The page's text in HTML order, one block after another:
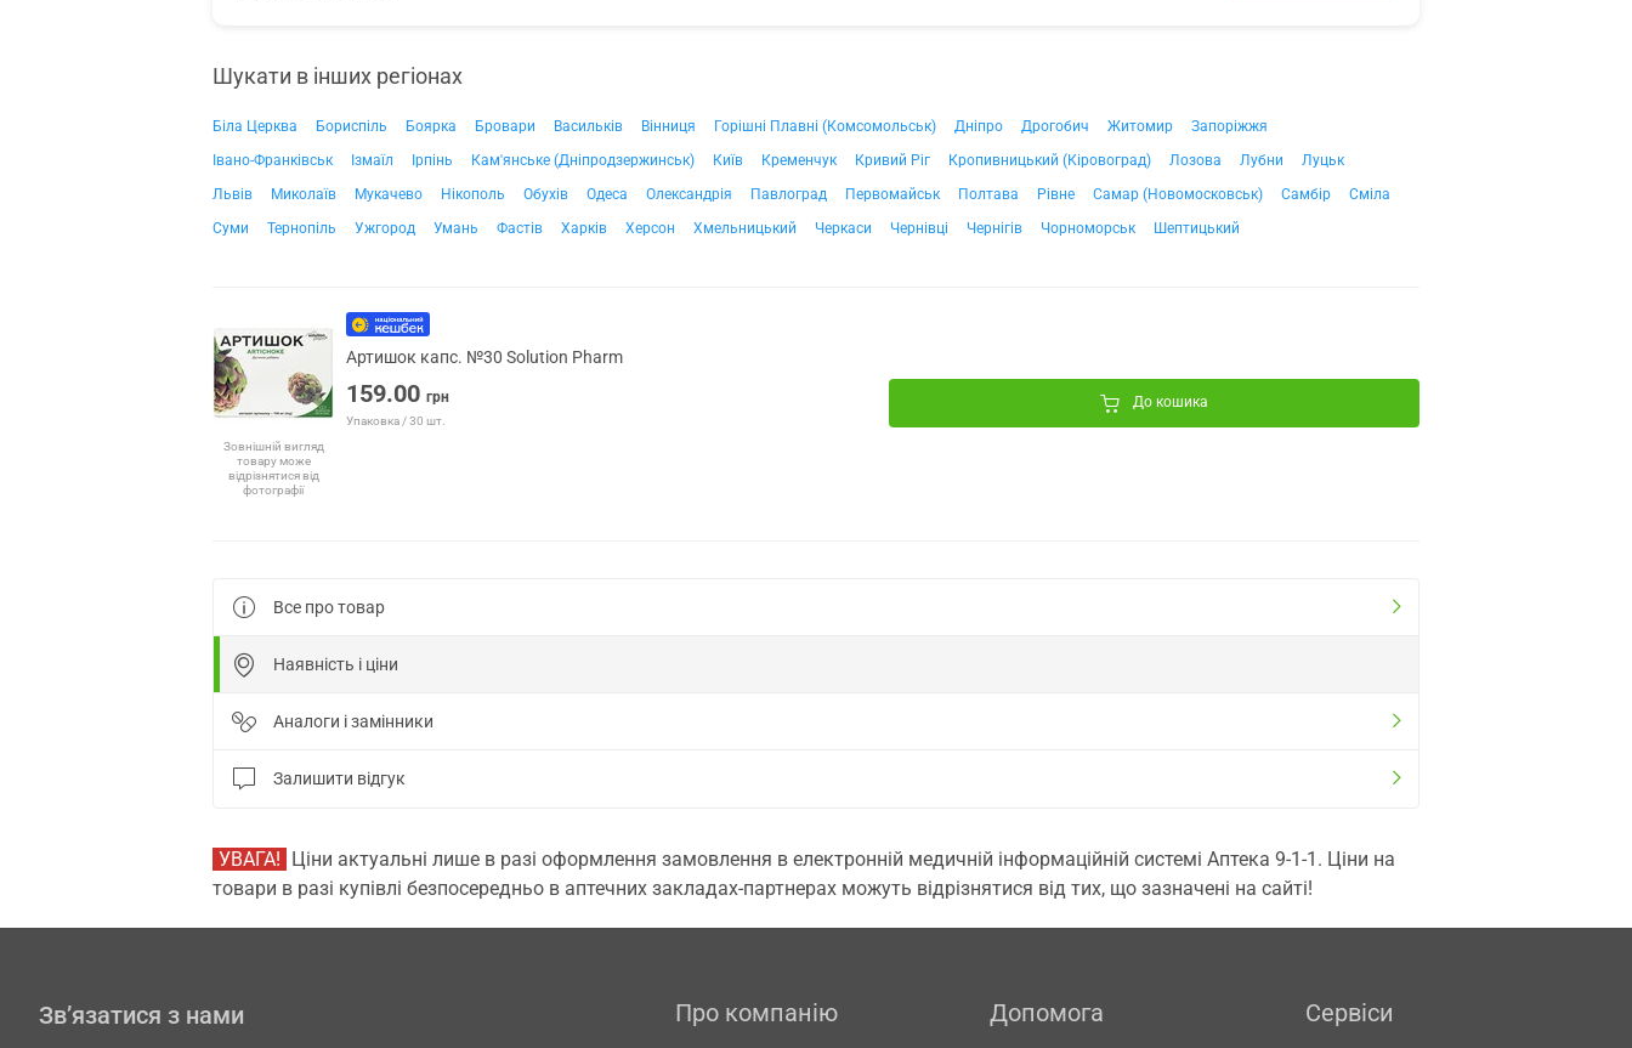
Шукати в інших регіонах
Біла Церква Бориспіль Боярка Бровари Васильків Вінниця Горішні Плавні (Комсомольськ) Дніпро Дрогобич Житомир
Запоріжжя
Івано-Франківськ
Ізмаїл Ірпінь Кам'янське (Дніпродзержинськ) Київ Кременчук Кривий Ріг Кропивницький (Кіровоград) Лозова Лубни
Луцьк
Львів
Миколаїв Мукачево Нікополь Обухів Одеса Олександрія Павлоград Первомайськ Полтава Рівне Самар (Новомосковськ) Самбір
Сміла
Суми
Тернопіль Ужгород Умань Фастів Харків Херсон Хмельницький Черкаси Чернівці Чернігів Чорноморськ Шептицький
Зовнішній вигляд
товару може
відрізнятися від
фотографії
Артишок капс. №30 Solution Pharm
159.00 грн
Упаковка / 30 шт.
До кошика
Все про товар
Наявність і ціни
Аналоги і замінники
Залишити відгук
УВАГА! Ціни актуальні лише в разі оформлення замовлення в електронній медичній інформаційній системі Аптека 9-1-1. Ціни на
товари в разі купівлі безпосередньо в аптечних закладах-партнерах можуть відрізнятися від тих, що зазначені на сайті!
Зв’язатися з нами Про компанію Допомога Сервіси